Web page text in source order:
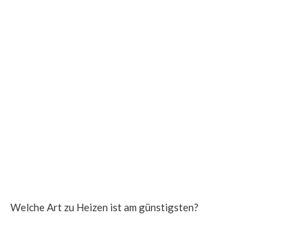
Welche Art zu Heizen ist am günstigsten?